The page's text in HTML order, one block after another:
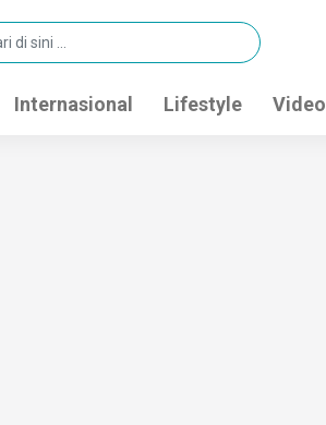
Internasional Lifestyle Video